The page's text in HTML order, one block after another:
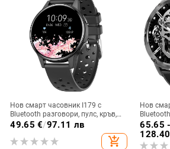
Нов смарт часовник I179 с
Bluetooth разговори, пулс, кръв,
кислород, музика, броене на
крачки, спортен смарт часовник
49.65 €/97.11 лв
add_shopping_cart
Нов
екран,
кръвен
часовник
65.65